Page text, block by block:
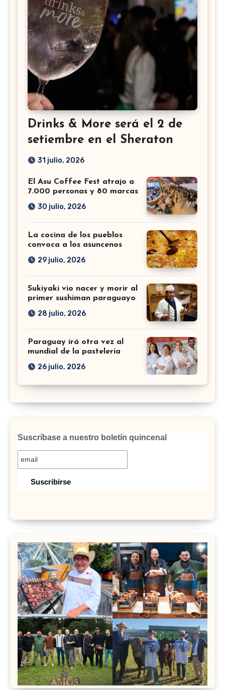
Drinks & More será el 2 de
setiembre en el Sheraton
31 julio, 2026
El Asu Coffee Fest atrajo a
7.000 personas y 80 marcas
30 julio, 2026
La cocina de los pueblos
convoca a los asuncenos
29 julio, 2026
Sukiyaki vio nacer y morir al
primer sushiman paraguayo
28 julio, 2026
Paraguay irá otra vez al
mundial de la pastelería
26 julio, 2026
Suscríbase a nuestro boletín quincenal